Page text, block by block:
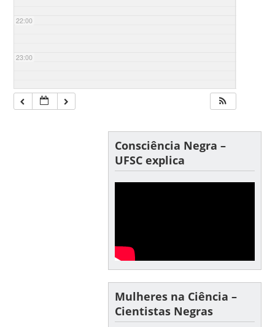
22:00
23:00
Consciência Negra –
UFSC explica
Mulheres na Ciência –
Cientistas Negras